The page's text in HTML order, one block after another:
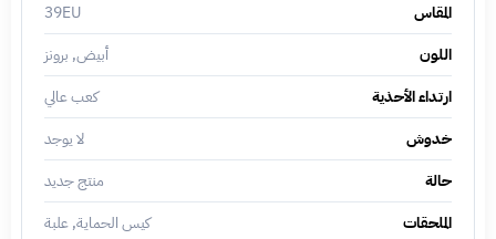
المقاس
39EU
اللون
أبيض, برونز
ارتداء الأحذية
كعب عالي
خدوش
لا يوجد
حالة
منتج جديد
الملحقات
كيس الحماية, علبة